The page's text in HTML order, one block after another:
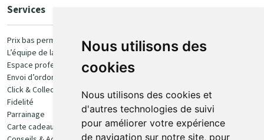
Nous utilisons des
cookies
Nous utilisons des cookies et
d'autres technologies de suivi
pour améliorer votre expérience
de navigation sur notre site, pour
Services
Prix bas permanent
L’équipe de la pharmacie
Espace professionnel
Envoi d’ordonnance
Click & Collect
Fidelité
Parrainage
Carte cadeau
100% sécurisé
Retrait et livraison